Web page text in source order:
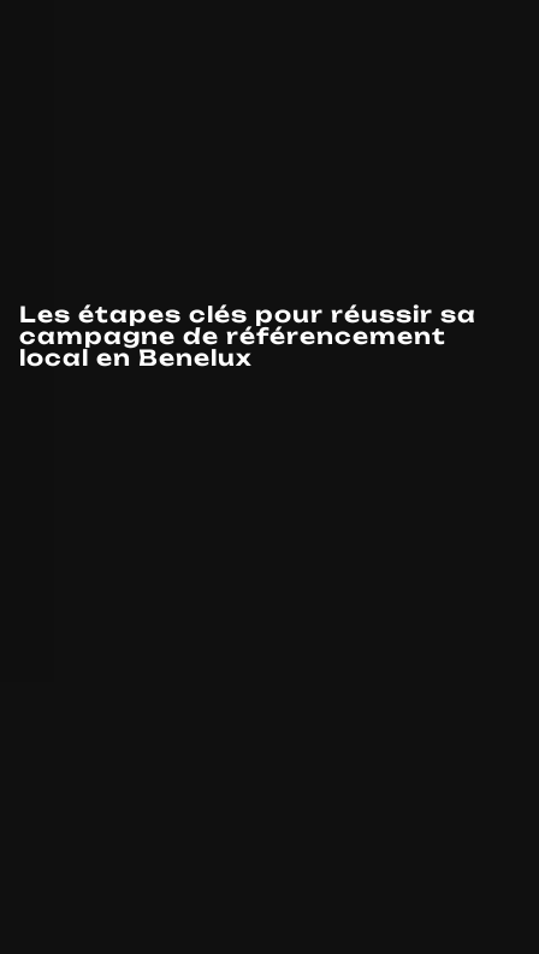
Les étapes clés pour réussir sa
campagne de référencement
local en Benelux